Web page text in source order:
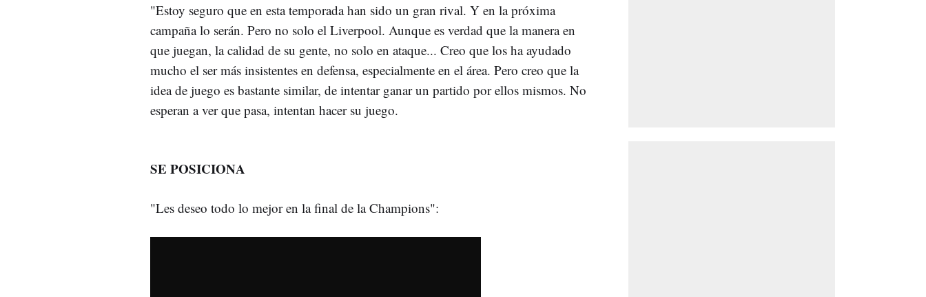
"Estoy seguro que en esta temporada han sido un gran rival. Y en la próxima
campaña lo serán. Pero no solo el Liverpool. Aunque es verdad que la manera en
que juegan, la calidad de su gente, no solo en ataque... Creo que los ha ayudado
mucho el ser más insistentes en defensa, especialmente en el área. Pero creo que la
idea de juego es bastante similar, de intentar ganar un partido por ellos mismos. No
esperan a ver que pasa, intentan hacer su juego.
SE POSICIONA
"Les deseo todo lo mejor en la final de la Champions":